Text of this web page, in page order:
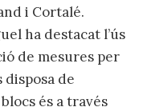
i Cortalé.
ha destacat l’ús
de mesures per
disposa de
és a través